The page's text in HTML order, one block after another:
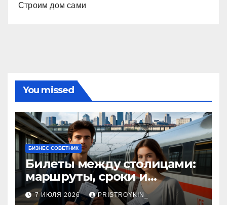
Строим дом сами
You missed
БИЗНЕС СОВЕТНИК
Билеты между столицами:
маршруты, сроки и
документы
7 ИЮЛЯ 2026 PRISTROYKIN_